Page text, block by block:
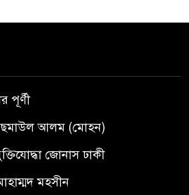
পূর্ণী
আলম (মোহন)
জোনাস ঢাকী
মহসীন